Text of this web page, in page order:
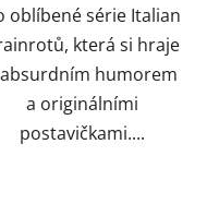
oblíbené série Italian
která si hraje
humorem
a originálními
postavičkami....